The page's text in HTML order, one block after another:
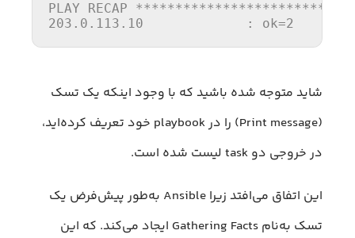
PLAY RECAP ************************
203.0.113.10             : ok=2
شاید متوجه شده باشید که با وجود اینکه یک تسک
(Print message) را در playbook خود تعریف کرده‌اید،
در خروجی دو task لیست شده است.
این اتفاق می‌افتد زیرا Ansible به‌طور پیش‌فرض یک
تسک به‌نام Gathering Facts ایجاد می‌کند. که این